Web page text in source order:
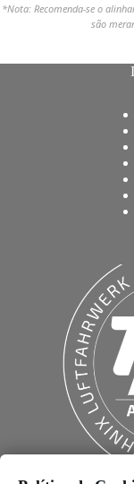
*Nota: Recomenda-se o
são